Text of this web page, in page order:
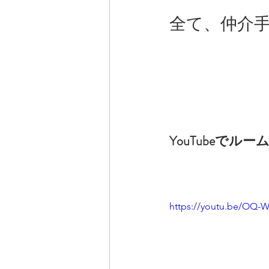
全て、仲介
YouTubeでルー
https://youtu.be/OQ-